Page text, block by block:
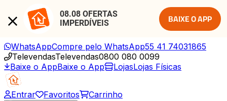
08.08 OFERTAS
IMPERDÍVEIS
BAIXE O APP
WhatsAppCompre pelo WhatsApp55 41 74031865
TelevendasTelevendas0800 080 0099
Baixe o AppBaixe o App LojasLojas Físicas
Entrar Favoritos Carrinho